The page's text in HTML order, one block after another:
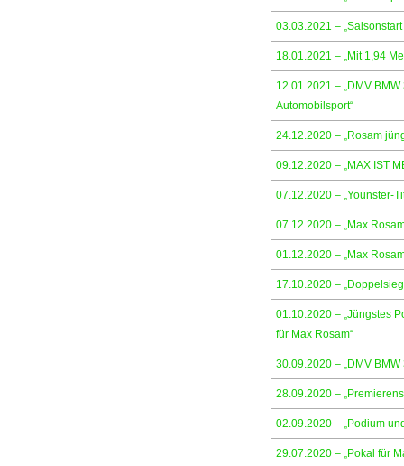
03.03.2021 –
18.01.2021 – „Mit 1,94
12.01.2021 – „DMV
Automobilsport“
24.12.2020 – „Rosam
09.12.2020 – „MAX IST
07.12.2020 – „Younster-
07.12.2020 – „Max
01.12.2020 – „Max
17.10.2020 –
01.10.2020 – „Jüngstes
für Max Rosam“
30.09.2020 – „DMV
28.09.2020 –
02.09.2020 – „Podium
29.07.2020 – „Pokal für